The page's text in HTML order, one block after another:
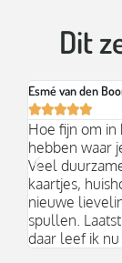
Dit
Esmé van den

Hoe fijn om
hebben waar
Veel
kaartjes,
nieuwe
spullen.
daar leef ik nu